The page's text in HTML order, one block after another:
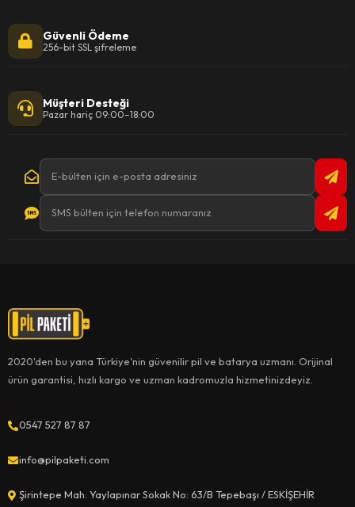
Güvenli Ödeme
256-bit SSL şifreleme
Müşteri Desteği
Pazar hariç 09:00–18:00
2020'den bu yana Türkiye'nin güvenilir pil ve batarya uzmanı. Orijinal
ürün garantisi, hızlı kargo ve uzman kadromuzla hizmetinizdeyiz.
0547 527 87 87
info@pilpaketi.com
Şirintepe Mah. Yaylapınar Sokak No: 63/B Tepebaşı / ESKİŞEHİR